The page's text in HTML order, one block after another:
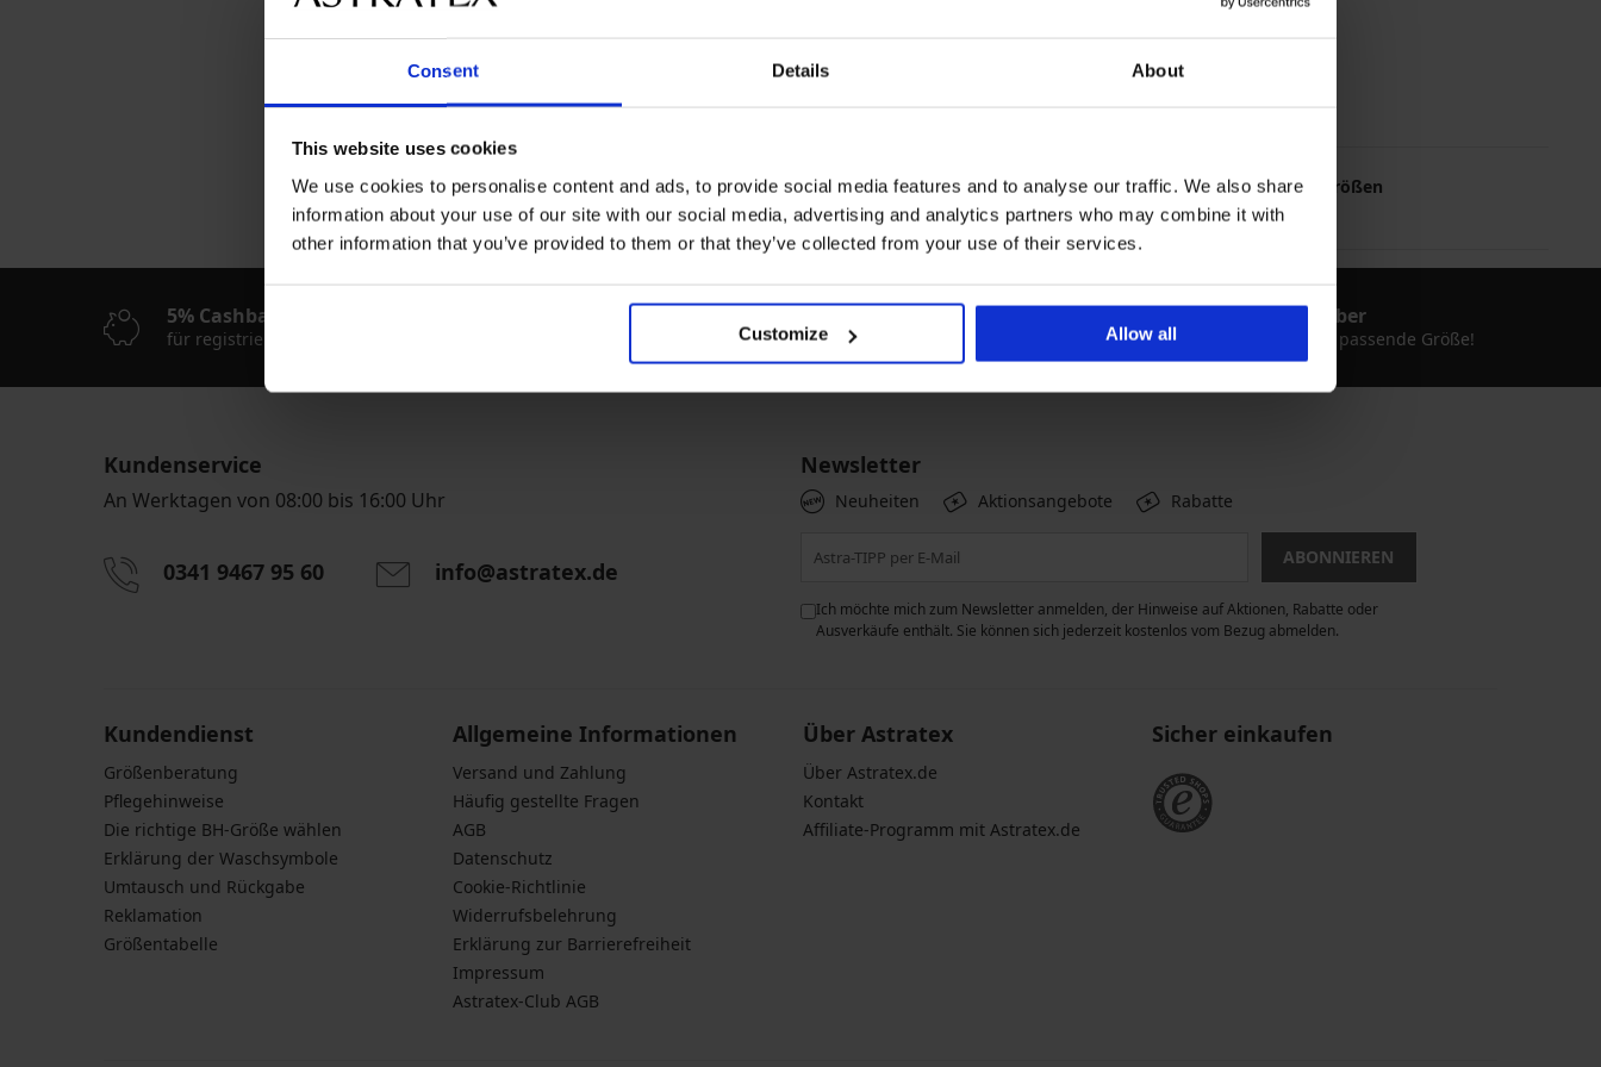
Consent Details About
This website uses cookies
We use cookies to personalise content and ads, to provide social media features and to analyse our traffic. We also share
information about your use of our site with our social media, advertising and analytics partners who may combine it with
other information that you’ve provided to them or that they’ve collected from your use of their services.
Customize Allow all
Beliebteste Marken
Cotonella
Die meistgewählten Farben
Blau
Beige
Die meistgewählten Größen
L
XL M
5% Cashback
für registrierte Kunden
Kostenloser Rückversand
Einfach und ohne Zusatzkosten
Kostenloser Versand Größenratgeber
Finden Sie Ihre passende Größe!
Kundenservice
An Werktagen von 08:00 bis 16:00 Uhr
0341 9467 95 60 info@astratex.de
Newsletter
Neuheiten Aktionsangebote Rabatte
ABONNIEREN
Ich möchte mich zum Newsletter anmelden, der Hinweise auf Aktionen, Rabatte oder
Ausverkäufe enthält. Sie können sich jederzeit kostenlos vom Bezug abmelden.
Kundendienst
Größenberatung
Pflegehinweise
Die richtige BH-Größe wählen
Erklärung der Waschsymbole
Umtausch und Rückgabe
Reklamation
Größentabelle
Allgemeine Informationen
Versand und Zahlung
Häufig gestellte Fragen
AGB
Datenschutz
Cookie-Richtlinie
Widerrufsbelehrung
Erklärung zur Barrierefreiheit
Impressum
Astratex-Club AGB
Über Astratex
Über Astratex.de
Kontakt
Affiliate-Programm mit Astratex.de
Sicher einkaufen